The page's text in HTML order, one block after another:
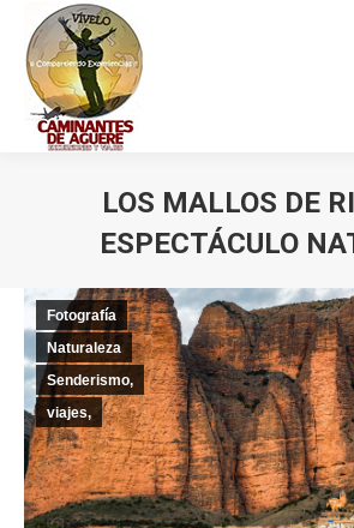
LOS MALLOS DE
ESPECTÁCULO
Fotografía
Naturaleza
Senderismo,
viajes,